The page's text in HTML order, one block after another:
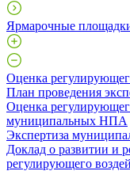
Ярмарочные
Оценка
План проведения
Оценка
муниципальных НПА
Экспертиза
Доклад о развитии и
регулирующего